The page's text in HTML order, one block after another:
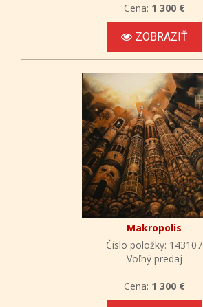
Cena: 1 300 €
ZOBRAZIŤ
Makropolis
Číslo položky: 143107
Voľný predaj
Cena: 1 300 €